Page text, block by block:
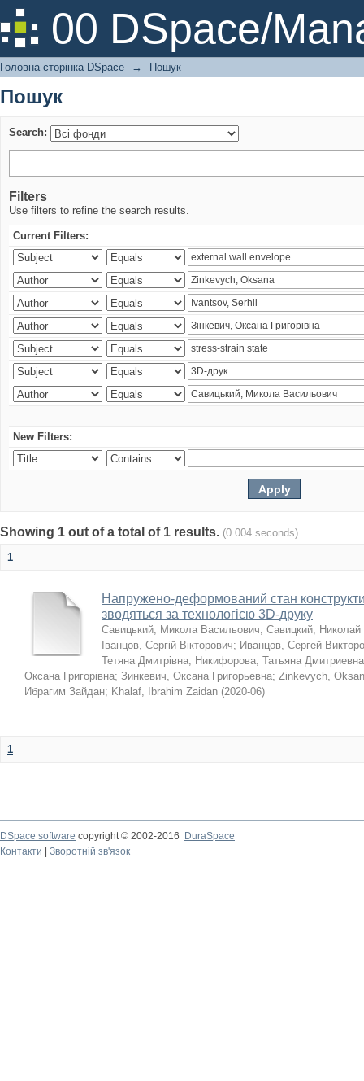
00 DSpace/
Пошук
Головна сторінка DSpace → Пошук
Пошук
Search:
Filters
Use filters to refine the search results.
Current Filters:
New Filters:
Showing 1 out of a total of 1 results. (0.004 seconds)
1
Напружено-деформований стан
зводяться за технологією 3D-друку
Савицький, Микола Васильович; Савицкий,
Іванцов, Сергій Вікторович; Иванцов, Сергей
Тетяна Дмитрівна; Никифорова, Татьяна Дмитриевна
Оксана Григорівна; Зинкевич, Оксана Григорьевна; Zinkevych,
Ибрагим Зайдан; Khalaf, Ibrahim Zaidan (2020-06)
1
DSpace software copyright © 2002-2016
DuraSpace
Контакти
Зворотній зв'язок